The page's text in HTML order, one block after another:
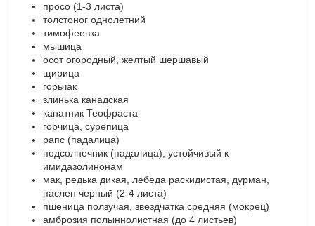
просо (1-3 листа)
толстоног однолетний
тимофеевка
мышица
осот огородный, желтый шершавый
щирица
горьчак
злинька канадская
канатник Теофраста
горчица, сурепица
рапс (падалица)
подсолнечник (падалица), устойчивый к
имидазолинонам
мак, редька дикая, лебеда раскидистая, дурман,
паслен черный (2-4 листа)
пшеница ползучая, звездчатка средняя (мокрец)
амброзия полыннолистная (до 4 листьев)